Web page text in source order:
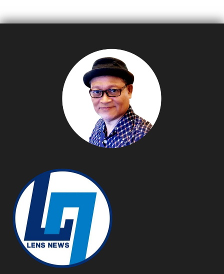
รองเท้าวิ่งในเมืองไทย
Good Cat” เฉดสีใหม่ So